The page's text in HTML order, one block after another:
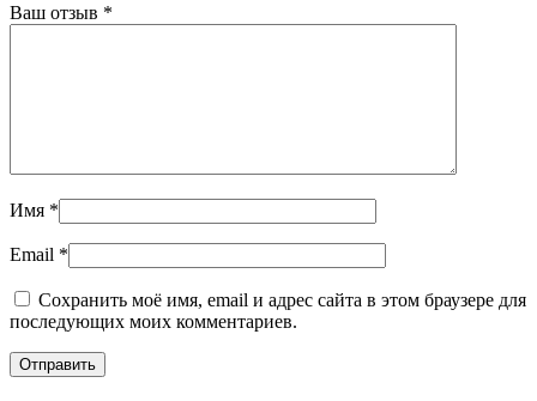
Ваш отзыв *
Имя *
Email *
Сохранить моё имя, email и адрес сайта в этом браузере для
последующих моих комментариев.